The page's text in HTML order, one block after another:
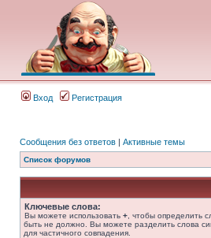
Вход Регистрация
Сообщения без ответов | Активные темы
Список форумов
Ключевые слова:
Вы можете использовать + , чтобы определить
быть не должно. Вы можете разделить слова
для частичного совпадения.